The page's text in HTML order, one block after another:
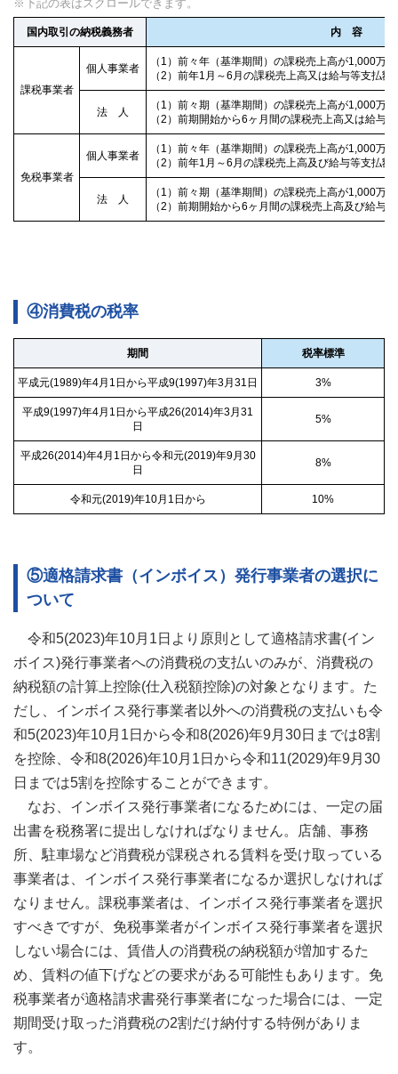
国内取引の納税義務者 内 容
課税事業者
個人事業者
（1）前々年（基準期間）の課税売上高が1,000万
（2）前年1月～6月の課税売上高又は給与等支払額
法 人
（1）前々期（基準期間）の課税売上高が1,000万
（2）前期開始から6ヶ月間の課税売上高又は給与
免税事業者
個人事業者
（1）前々年（基準期間）の課税売上高が1,000万
（2）前年1月～6月の課税売上高及び給与等支払
法 人
（1）前々期（基準期間）の課税売上高が1,000万
（2）前期開始から6ヶ月間の課税売上高及び給与
④消費税の税率
期間 税率標準
平成元(1989)年4月1日から平成9(1997)年3月31日 3%
平成9(1997)年4月1日から平成26(2014)年3月31
日
5%
平成26(2014)年4月1日から令和元(2019)年9月30
日
8%
令和元(2019)年10月1日から 10%
⑤適格請求書（インボイス）発行事業者の選択に
ついて
令和5(2023)年10月1日より原則として適格請求書(イン
ボイス)発行事業者への消費税の支払いのみが、消費税の
納税額の計算上控除(仕入税額控除)の対象となります。た
だし、インボイス発行事業者以外への消費税の支払いも令
和5(2023)年10月1日から令和8(2026)年9月30日までは8割
を控除、令和8(2026)年10月1日から令和11(2029)年9月30
日までは5割を控除することができます。
なお、インボイス発行事業者になるためには、一定の届
出書を税務署に提出しなければなりません。店舗、事務
所、駐車場など消費税が課税される賃料を受け取っている
事業者は、インボイス発行事業者になるか選択しなければ
なりません。課税事業者は、インボイス発行事業者を選択
すべきですが、免税事業者がインボイス発行事業者を選択
しない場合には、賃借人の消費税の納税額が増加するた
め、賃料の値下げなどの要求がある可能性もあります。免
税事業者が適格請求書発行事業者になった場合には、一定
期間受け取った消費税の2割だけ納付する特例がありま
す。